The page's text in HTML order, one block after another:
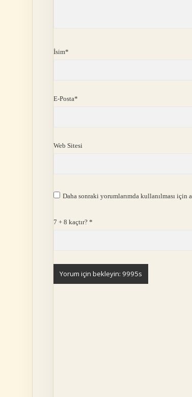
İsim*
E-Posta*
Web Sitesi
Daha sonraki yorumlarımda kullanılması için
7 + 8 kaçtır? *